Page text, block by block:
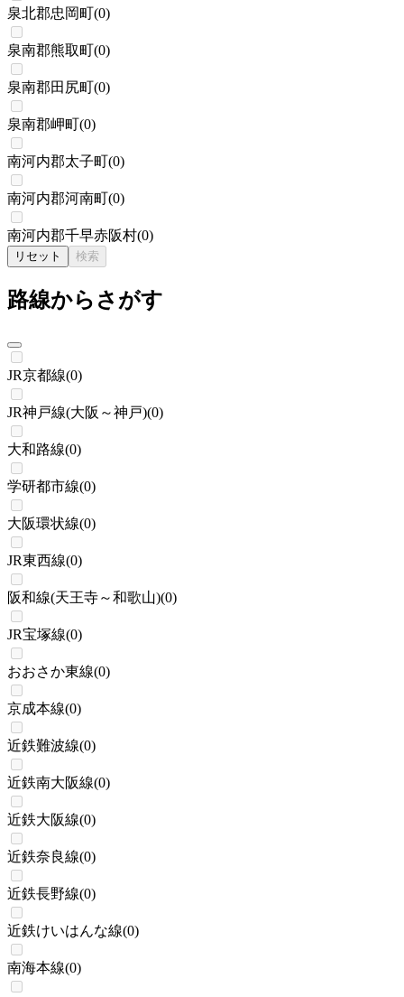
泉北郡忠岡町(0)
泉南郡熊取町(0)
泉南郡田尻町(0)
泉南郡岬町(0)
南河内郡太子町(0)
南河内郡河南町(0)
南河内郡千早赤阪村(0)
リセット 検索
路線からさがす
JR京都線(0)
JR神戸線(大阪～神戸)(0)
大和路線(0)
学研都市線(0)
大阪環状線(0)
JR東西線(0)
阪和線(天王寺～和歌山)(0)
JR宝塚線(0)
おおさか東線(0)
京成本線(0)
近鉄難波線(0)
近鉄南大阪線(0)
近鉄大阪線(0)
近鉄奈良線(0)
近鉄長野線(0)
近鉄けいはんな線(0)
南海本線(0)